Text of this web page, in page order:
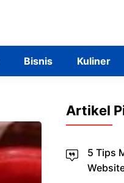
Bisnis Kuliner
Artikel
5 Tips